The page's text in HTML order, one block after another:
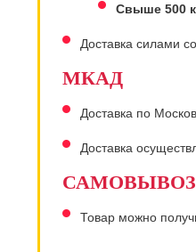
Свыше 500
Доставка силами
МКАД
Доставка по
Доставка
САМОВЫВОЗ
Товар можно